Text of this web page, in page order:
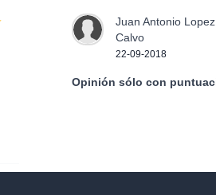
Juan Antonio Lopez
Calvo
22-09-2018
Opinión sólo con